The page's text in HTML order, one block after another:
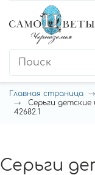
Главная страница
Серьги детские
42682.1
Серьги